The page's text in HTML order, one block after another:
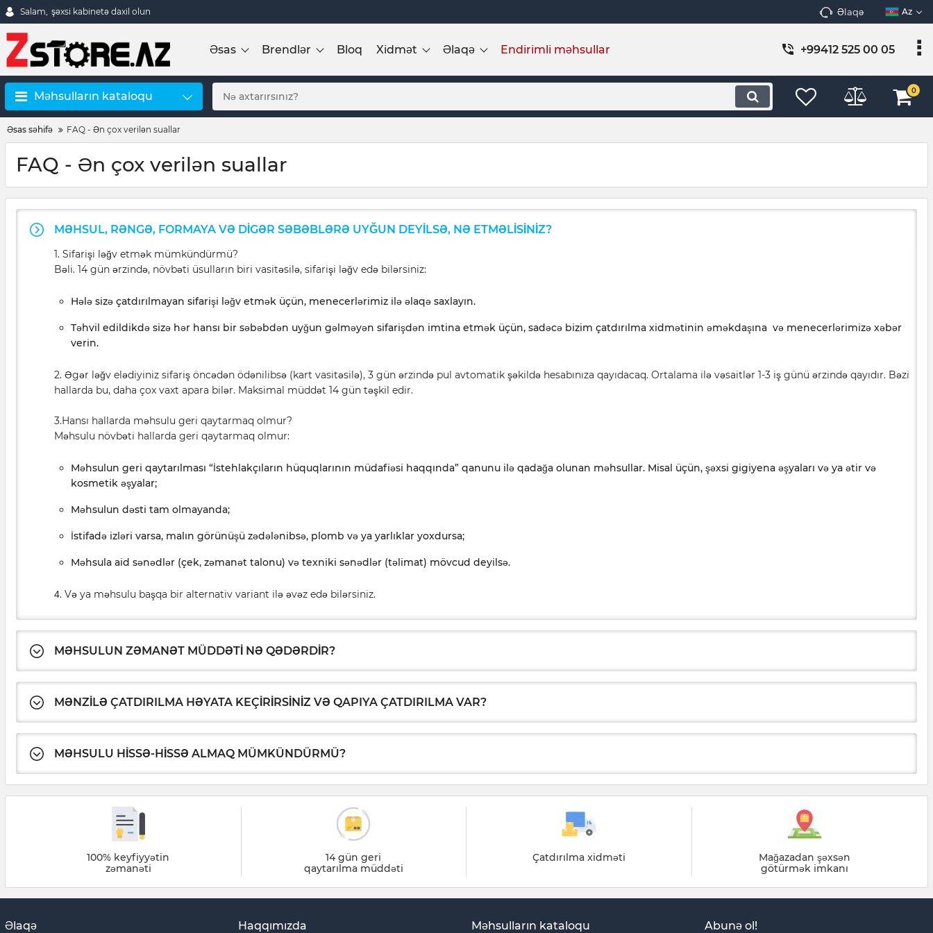
Salam, şəxsi kabinetə daxil olun Əlaqə Az
Əsas Brendlər Bloq Xidmət Əlaqə Endirimli məhsullar +99412 525 00 05
Məhsulların kataloqu 0
Əsas səhifə FAQ - Ən çox verilən suallar
FAQ - Ən çox verilən suallar
MƏHSUL, RƏNGƏ, FORMAYA VƏ DIGƏR SƏBƏBLƏRƏ UYĞUN DEYILSƏ, NƏ ETMƏLISINIZ?
1. Sifarişi ləğv etmək mümkündürmü?
Bəli. 14 gün ərzində, növbəti üsulların biri vasitəsilə, sifarişi ləğv edə bilərsiniz:
Hələ sizə çatdırılmayan sifarişi ləğv etmək üçün, menecerlərimiz ilə əlaqə saxlayın.
Təhvil edildikdə sizə hər hansı bir səbəbdən uyğun gəlməyən sifarişdən imtina etmək üçün, sadəcə bizim çatdırılma xidmətinin əməkdaşına və menecerlərimizə xəbər
verin.
2. Əgər ləğv elədiyiniz sifariş öncədən ödənilibsə (kart vasitəsilə), 3 gün ərzində pul avtomatik şəkildə hesabınıza qayıdacaq. Ortalama ilə vəsaitlər 1-3 iş günü ərzində qayıdır. Bəzi
hallarda bu, daha çox vaxt apara bilər. Maksimal müddət 14 gün təşkil edir.
3.Hansı hallarda məhsulu geri qaytarmaq olmur?
Məhsulu növbəti hallarda geri qaytarmaq olmur:
Məhsulun geri qaytarılması “İstehlakçıların hüquqlarının müdafiəsi haqqında” qanunu ilə qadağa olunan məhsullar. Misal üçün, şəxsi gigiyena əşyaları və ya ətir və
kosmetik əşyalar;
Məhsulun dəsti tam olmayanda;
İstifadə izləri varsa, malın görünüşü zədələnibsə, plomb və ya yarlıklar yoxdursa;
Məhsula aid sənədlər (çek, zəmanət talonu) və texniki sənədlər (təlimat) mövcud deyilsə.
4. Və ya məhsulu başqa bir alternativ variant ilə əvəz edə bilərsiniz.
MƏHSULUN ZƏMANƏT MÜDDƏTI NƏ QƏDƏRDIR?
MƏNZILƏ ÇATDIRILMA HƏYATA KEÇIRIRSINIZ VƏ QAPIYA ÇATDIRILMA VAR?
MƏHSULU HISSƏ-HISSƏ ALMAQ MÜMKÜNDÜRMÜ?
100% keyfiyyətin
zəmanəti
14 gün geri
qaytarılma müddəti
Çatdırılma xidməti
Mağazadan şəxsən
götürmək imkanı
Əlaqə Haqqımızda Məhsulların kataloqu Abunə ol!